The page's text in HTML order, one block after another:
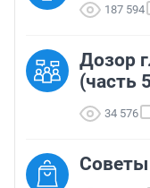
187 594
Дозор
(часть
34 576
Советы